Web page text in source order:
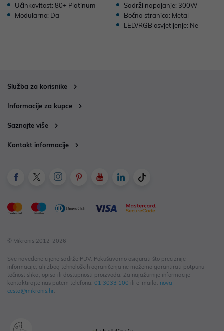
Učinkovitost: 80+ Platinum
Modularno: Da
Sadrži napajanje: 300W
Bočna stranica: Metal
LED/RGB osvjetljenje: Ne
Služba za korisnike
Informacije za kupce
Saznajte više
Kontakt informacije
© Mikronis 2012-2026
Sve navedene cijene sadrže PDV. Pokušavamo osigurati što preciznije
informacije, ali zbog tehnoloških ograničenja ne možemo garantirati potpunu
točnost slika, opisa ili dostupnosti proizvoda. Za najažurnije informacije
kontaktirajte nas putem telefona: 01 3033 100 ili e-maila: nova-
cesta@mikronis.hr.